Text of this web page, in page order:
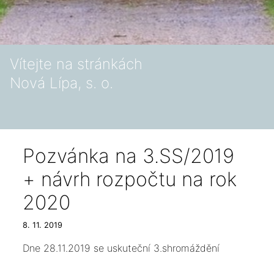
Vítejte na stránkách
Nová Lípa, s. o.
Pozvánka na 3.SS/2019
+ návrh rozpočtu na rok
2020
8. 11. 2019
Dne 28.11.2019 se uskuteční 3.shromáždění